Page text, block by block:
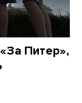
Питер»,